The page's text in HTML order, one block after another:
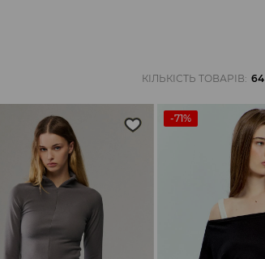
КІЛЬКІСТЬ ТОВАРІВ: 64
-71%